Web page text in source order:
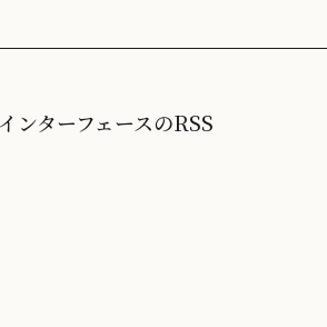
ターフェースのRSS